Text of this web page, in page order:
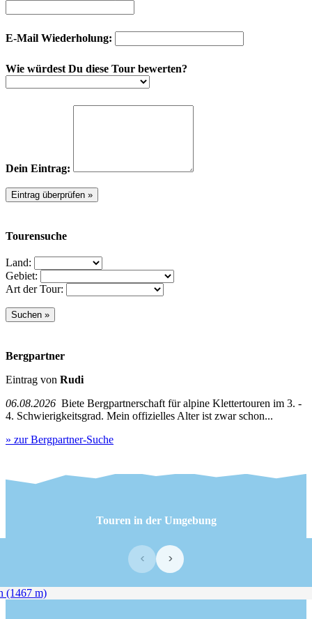
E-Mail Wiederholung:
Wie würdest Du diese Tour bewerten?
Dein Eintrag:
Tourensuche
Land:
Gebiet:
Art der Tour:
Bergpartner
Eintrag von Rudi
06.08.2026 Biete Bergpartnerschaft für alpine Klettertouren im 3. -
4. Schwierigkeitsgrad. Mein offizielles Alter ist zwar schon...
» zur Bergpartner-Suche
Touren in der Umgebung
‹ ›